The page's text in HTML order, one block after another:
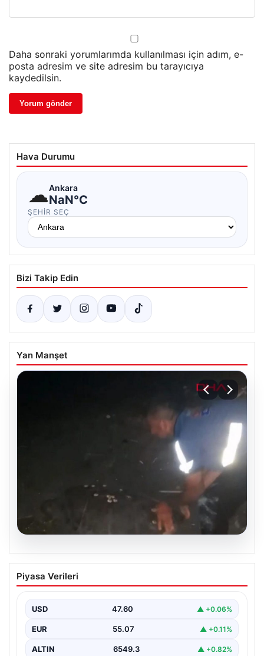
Daha sonraki yorumlarımda kullanılması için adım, e-
posta adresim ve site adresim bu tarayıcıya
kaydedilsin.
Hava Durumu
☁Ankara
NaN°C
ŞEHIR SEÇ
Bizi Takip Edin
Yan Manşet
05.08.2026
Sahilde yönünü şaşıran caretta
carettayı vatandaşlar denize ulaştırdı
Piyasa Verileri
USD 47.60 ▲ +0.06%
EUR 55.07 ▲ +0.11%
ALTIN 6549.3 ▲ +0.82%